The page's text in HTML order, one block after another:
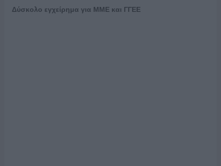
Δύσκολο εγχείρημα για ΜΜΕ και ΓΓΕΕ